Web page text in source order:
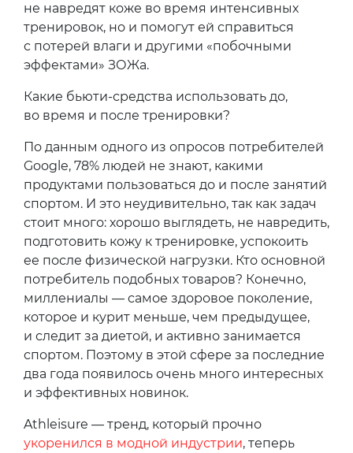
не навредят коже во время интенсивных
тренировок, но и помогут ей справиться
с потерей влаги и другими «побочными
эффектами» ЗОЖа.
Какие бьюти-средства использовать до,
во время и после тренировки?
По данным одного из опросов потребителей
Google, 78% людей не знают, какими
продуктами пользоваться до и после занятий
спортом. И это неудивительно, так как задач
стоит много: хорошо выглядеть, не навредить,
подготовить кожу к тренировке, успокоить
ее после физической нагрузки. Кто основной
потребитель подобных товаров? Конечно,
миллениалы — самое здоровое поколение,
которое и курит меньше, чем предыдущее,
и следит за диетой, и активно занимается
спортом. Поэтому в этой сфере за последние
два года появилось очень много интересных
и эффективных новинок.
Athleisure — тренд, который прочно
укоренился в модной индустрии, теперь